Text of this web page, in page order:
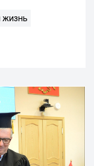
жизнь